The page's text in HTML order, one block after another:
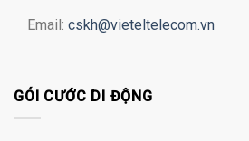
Email: cskh@vieteltelecom.vn
GÓI CƯỚC DI ĐỘNG